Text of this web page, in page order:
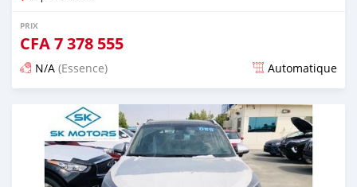
PRIX
CFA7 378 555
N/A (Essence) Automatique
Publié il y a presque 6 ans